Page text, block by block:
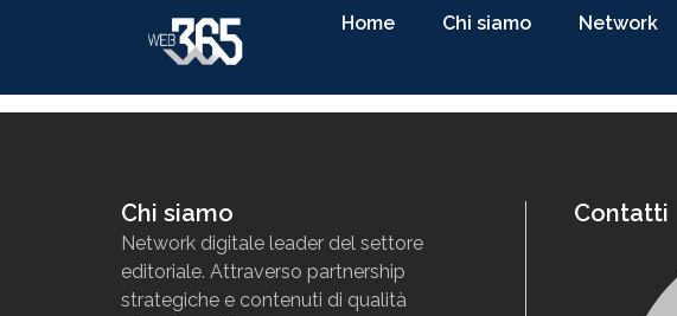
Home Chi siamo Network
Chi siamo
Network digitale leader del settore
editoriale. Attraverso partnership
strategiche e contenuti di qualità
Contatti